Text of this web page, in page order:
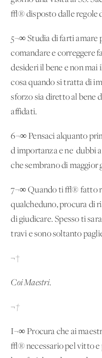
√® disposto dalle regole
5¬∞ Studia di farti amare
comandare e correggere
desideri il bene e non
cosa quando si tratta di
sforzo sia diretto al bene
affidati.
6¬∞ Pensaci alquanto
d'importanza e ne' dubbi
che sembrano di maggior
7¬∞ Quando ti √® fatto
qualcheduno, procura di
di giudicare. Spesso ti
travi e sono soltanto
¬†
Coi Maestri.
¬†
I¬∞ Procura che ai
√® necessario pel vitto e